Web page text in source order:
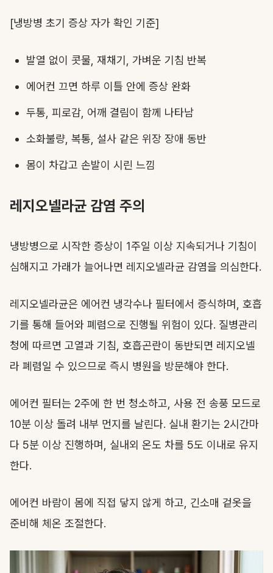
[냉방병 초기 증상 자가 확인 기준]
발열 없이 콧물, 재채기, 가벼운 기침 반복
에어컨 끄면 하루 이틀 안에 증상 완화
두통, 피로감, 어깨 결림이 함께 나타남
소화불량, 복통, 설사 같은 위장 장애 동반
몸이 차갑고 손발이 시린 느낌
레지오넬라균 감염 주의
냉방병으로 시작한 증상이 1주일 이상 지속되거나 기침이
심해지고 가래가 늘어나면 레지오넬라균 감염을 의심한다.
레지오넬라균은 에어컨 냉각수나 필터에서 증식하며, 호흡
기를 통해 들어와 폐렴으로 진행될 위험이 있다. 질병관리
청에 따르면 고열과 기침, 호흡곤란이 동반되면 레지오넬
라 폐렴일 수 있으므로 즉시 병원을 방문해야 한다.
에어컨 필터는 2주에 한 번 청소하고, 사용 전 송풍 모드로
10분 이상 돌려 내부 먼지를 날린다. 실내 환기는 2시간마
다 5분 이상 진행하며, 실내외 온도 차를 5도 이내로 유지
한다.
에어컨 바람이 몸에 직접 닿지 않게 하고, 긴소매 겉옷을
준비해 체온 조절한다.